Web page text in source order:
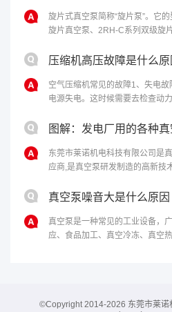
旋片式真空泵简称“旋片泵”。它
旋片真空泵、2RH-C系列双级旋
含氧过高、爆炸性、腐......
空气压缩机常见的故障1、失电
电源失电。这时候需要去检查动
够充分，电机本身或轴承有问题
东莞市莱诺机电科技有限公司是
应商,是真空泵研发制造的高新技
112-722。...
真空泵是一种常见的工业设备，
应、食品加工、真空冷冻、真空
©Copyright 2014-2026 东莞市莱诺